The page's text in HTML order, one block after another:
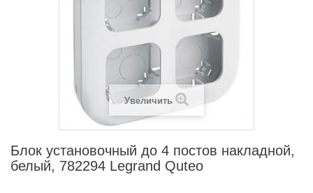
Увеличить
Блок установочный до 4 постов накладной,
белый, 782294 Legrand Quteo